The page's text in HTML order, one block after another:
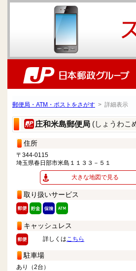
郵便局・ATM・ポストをさがす > 詳細表示
庄和米島郵便局 (しょうわこ
住所
〒344-0115
埼玉県春日部市米島１１３３－５１
大きな地図で見る
取り扱いサービス
キャッシュレス
詳しくはこちら
駐車場
あり（2台）